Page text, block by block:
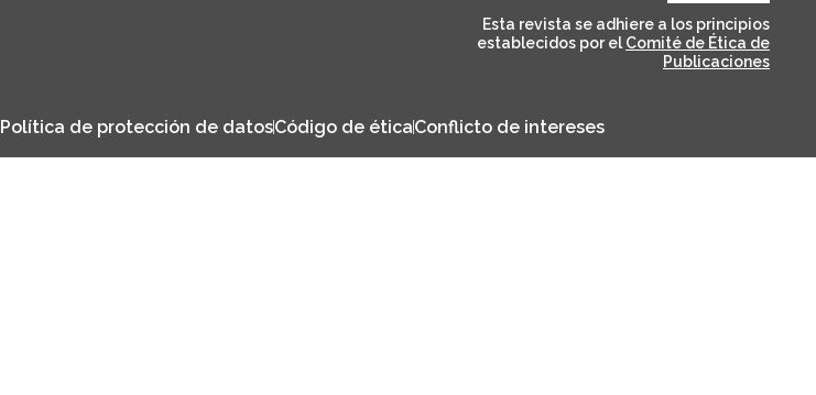
Esta revista se adhiere a los principios
establecidos por el Comité de Ética de
Publicaciones
Política de protección de datosCódigo de éticaConflicto de intereses